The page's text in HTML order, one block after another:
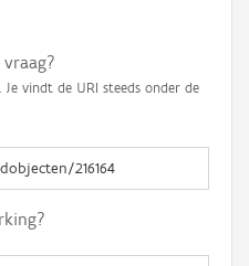
vindt de URI steeds onder de